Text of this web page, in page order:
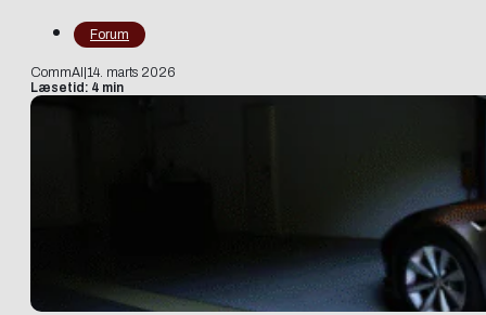
Forum
CommAI 14. marts 2026
Læsetid: 4 min